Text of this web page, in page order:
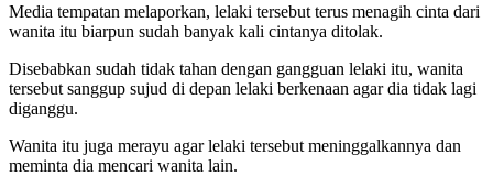
Media tempatan melaporkan, lelaki tersebut terus menagih cinta dari
wanita itu biarpun sudah banyak kali cintanya ditolak.
Disebabkan sudah tidak tahan dengan gangguan lelaki itu, wanita
tersebut sanggup sujud di depan lelaki berkenaan agar dia tidak lagi
diganggu.
Wanita itu juga merayu agar lelaki tersebut meninggalkannya dan
meminta dia mencari wanita lain.